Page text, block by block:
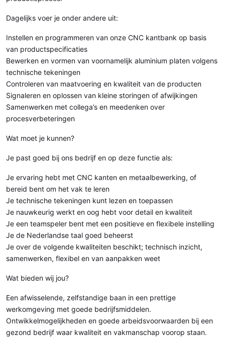
Dagelijks voer je onder andere uit:
Instellen en programmeren van onze CNC kantbank op basis
van productspecificaties
Bewerken en vormen van voornamelijk aluminium platen volgens
technische tekeningen
Controleren van maatvoering en kwaliteit van de producten
Signaleren en oplossen van kleine storingen of afwijkingen
Samenwerken met collega’s en meedenken over
procesverbeteringen
Wat moet je kunnen?
Je past goed bij ons bedrijf en op deze functie als:
Je ervaring hebt met CNC kanten en metaalbewerking, of
bereid bent om het vak te leren
Je technische tekeningen kunt lezen en toepassen
Je nauwkeurig werkt en oog hebt voor detail en kwaliteit
Je een teamspeler bent met een positieve en flexibele instelling
Je de Nederlandse taal goed beheerst
Je over de volgende kwaliteiten beschikt; technisch inzicht,
samenwerken, flexibel en van aanpakken weet
Wat bieden wij jou?
Een afwisselende, zelfstandige baan in een prettige
werkomgeving met goede bedrijfsmiddelen.
Ontwikkelmogelijkheden en goede arbeidsvoorwaarden bij een
gezond bedrijf waar kwaliteit en vakmanschap voorop staan.